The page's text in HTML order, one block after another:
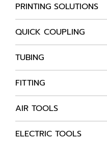
PRINTING SOLUTIONS
QUICK COUPLING
TUBING
FITTING
AIR TOOLS
ELECTRIC TOOLS